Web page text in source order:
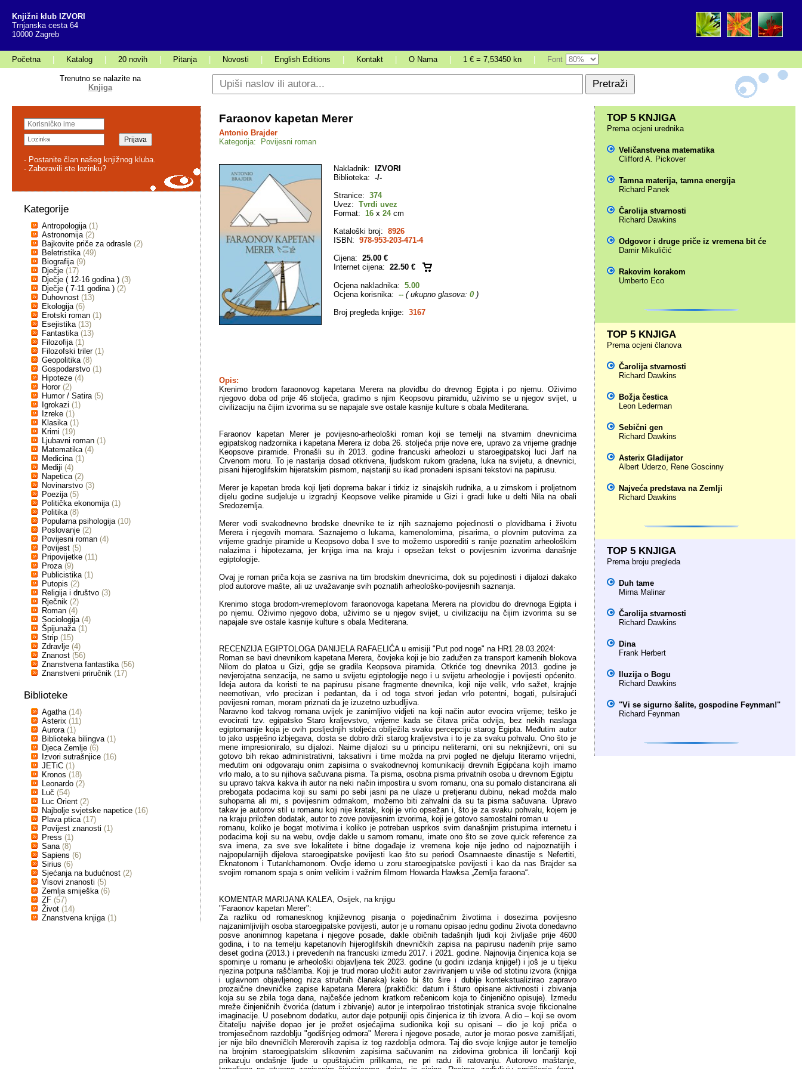
Knjižni klub IZVORI
Trnjanska cesta 64
10000 Zagreb
Početna Katalog 20 novih Pitanja Novosti English Editions Kontakt O Nama 1 € = 7,53450 kn Font
Trenutno se nalazite na
Knjiga
- Postanite član našeg knjižnog kluba.
- Zaboravili ste lozinku?
Kategorije
Antropologija (1)
Astronomija (2)
Bajkovite priče za odrasle (2)
Beletristika (49)
Biografija (9)
Dječje (17)
Dječje ( 12-16 godina ) (3)
Dječje ( 7-11 godina ) (2)
Duhovnost (13)
Ekologija (6)
Erotski roman (1)
Esejistika (13)
Fantastika (13)
Filozofija (1)
Filozofski triler (1)
Geopolitika (8)
Gospodarstvo (1)
Hipoteze (4)
Horor (2)
Humor / Satira (5)
Igrokazi (1)
Izreke (1)
Klasika (1)
Krimi (19)
Ljubavni roman (1)
Matematika (4)
Medicina (1)
Mediji (4)
Napetica (2)
Novinarstvo (3)
Poezija (5)
Politička ekonomija (1)
Politika (8)
Popularna psihologija (10)
Poslovanje (2)
Povijesni roman (4)
Povijest (5)
Pripovijetke (11)
Proza (9)
Publicistika (1)
Putopis (2)
Religija i društvo (3)
Rječnik (2)
Roman (4)
Sociologija (4)
Špijunaža (1)
Strip (15)
Zdravlje (4)
Znanost (56)
Znanstvena fantastika (56)
Znanstveni priručnik (17)
Biblioteke
Agatha (14)
Asterix (11)
Aurora (1)
Biblioteka bilingva (1)
Djeca Zemlje (6)
Izvori sutrašnjice (16)
JETiC (1)
Kronos (18)
Leonardo (2)
Luč (54)
Luc Orient (2)
Najbolje svjetske napetice (16)
Plava ptica (17)
Povijest znanosti (1)
Press (1)
Sana (8)
Sapiens (6)
Sirius (6)
Sjećanja na budućnost (2)
Visovi znanosti (5)
Zemlja smiješka (6)
ZF (57)
Život (14)
Znanstvena knjiga (1)
Faraonov kapetan Merer
Antonio Brajder
Kategorija: Povijesni roman
Nakladnik:
IZVORI
Biblioteka: -/-
Stranice: 374
Uvez: Tvrdi uvez
Format: 16 x 24cm
Kataloški broj: 8926
ISBN: 978-953-203-471-4
Cijena: 25.00 €
Internet cijena: 22.50 €
Ocjena nakladnika: 5.00
Ocjena korisnika: -- ( ukupno glasova: 0 )
Broj pregleda knjige: 3167
Opis:
Krenimo brodom faraonovog kapetana Merera na plovidbu do drevnog Egipta i po njemu. Oživimo
njegovo doba od prije 46 stoljeća, gradimo s njim Keopsovu piramidu, uživimo se u njegov svijet, u
civilizaciju na čijim izvorima su se napajale sve ostale kasnije kulture s obala Mediterana.
Faraonov kapetan Merer je povijesno-arheološki roman koji se temelji na stvarnim dnevnicima
egipatskog nadzornika i kapetana Merera iz doba 26. stoljeća prije nove ere, upravo za vrijeme gradnje
Keopsove piramide. Pronašli su ih 2013. godine francuski arheolozi u staroegipatskoj luci Jarf na
Crvenom moru. To je nastarija dosad otkrivena, ljudskom rukom građena, luka na svijetu, a dnevnici,
pisani hijeroglifskim hijeratskim pismom, najstariji su ikad pronađeni ispisani tekstovi na papirusu.
Merer je kapetan broda koji ljeti doprema bakar i tirkiz iz sinajskih rudnika, a u zimskom i proljetnom
dijelu godine sudjeluje u izgradnji Keopsove velike piramide u Gizi i gradi luke u delti Nila na obali
Sredozemlja.
Merer vodi svakodnevno brodske dnevnike te iz njih saznajemo pojedinosti o plovidbama i životu
Merera i njegovih mornara. Saznajemo o lukama, kamenolomima, pisarima, o plovnim putovima za
vrijeme gradnje piramide u Keopsovo doba I sve to možemo usporediti s ranije poznatim arheološkim
nalazima i hipotezama, jer knjiga ima na kraju i opsežan tekst o povijesnim izvorima današnje
egiptologije.
Ovaj je roman priča koja se zasniva na tim brodskim dnevnicima, dok su pojedinosti i dijalozi dakako
plod autorove mašte, ali uz uvažavanje svih poznatih arheološko-povijesnih saznanja.
Krenimo stoga brodom-vremeplovom faraonovoga kapetana Merera na plovidbu do drevnoga Egipta i
po njemu. Oživimo njegovo doba, uživimo se u njegov svijet, u civilizaciju na čijim izvorima su se
napajale sve ostale kasnije kulture s obala Mediterana.
RECENZIJA EGIPTOLOGA DANIJELA RAFAELIĆA u emisiji "Put pod noge" na HR1 28.03.2024:
Roman se bavi dnevnikom kapetana Merera, čovjeka koji je bio zadužen za transport kamenih blokova
Nilom do platoa u Gizi, gdje se gradila Keopsova piramida. Otkriće tog dnevnika 2013. godine je
nevjerojatna senzacija, ne samo u svijetu egiptologije nego i u svijetu arheologije i povijesti općenito.
Ideja autora da koristi te na papirusu pisane fragmente dnevnika, koji nije velik, vrlo sažet, krajnje
neemotivan, vrlo precizan i pedantan, da i od toga stvori jedan vrlo potentni, bogati, pulsirajući
povijesni roman, moram priznati da je izuzetno uzbudljiva.
Naravno kod takvog romana uvijek je zanimljivo vidjeti na koji način autor evocira vrijeme; teško je
evocirati tzv. egipatsko Staro kraljevstvo, vrijeme kada se čitava priča odvija, bez nekih naslaga
egiptomanije koja je ovih posljednjih stoljeća obilježila svaku percepciju starog Egipta. Međutim autor
to jako uspješno izbjegava, dosta se dobro drži starog kraljevstva i to je za svaku pohvalu. Ono što je
mene impresioniralo, su dijalozi. Naime dijalozi su u principu neliterarni, oni su neknjiževni, oni su
gotovo bih rekao administrativni, taksativni i time možda na prvi pogled ne djeluju literarno vrijedni,
međutim oni odgovaraju onim zapisima o svakodnevnoj komunikaciji drevnih Egipćana kojih imamo
vrlo malo, a to su njihova sačuvana pisma. Ta pisma, osobna pisma privatnih osoba u drevnom Egiptu
su upravo takva kakva ih autor na neki način impostira u svom romanu, ona su pomalo distancirana ali
prebogata podacima koji su sami po sebi jasni pa ne ulaze u pretjeranu dubinu, nekad možda malo
suhoparna ali mi, s povijesnim odmakom, možemo biti zahvalni da su ta pisma sačuvana. Upravo
takav je autorov stil u romanu koji nije kratak, koji je vrlo opsežan i, što je za svaku pohvalu, kojem je
na kraju priložen dodatak, autor to zove povijesnim izvorima, koji je gotovo samostalni roman u
romanu, koliko je bogat motivima i koliko je potreban usprkos svim današnjim pristupima internetu i
podacima koji su na webu, ovdje dakle u samom romanu, imate ono što se zove quick reference za
sva imena, za sve sve lokalitete i bitne događaje iz vremena koje nije jedno od najpoznatijih i
najpopularnijih dijelova staroegipatske povijesti kao što su periodi Osamnaeste dinastije s Nefertiti,
Eknatonom i Tutankhamonom. Ovdje idemo u zoru staroegipatske povijesti i kao da nas Brajder sa
svojim romanom spaja s onim velikim i važnim filmom Howarda Hawksa „Zemlja faraona“.
KOMENTAR MARIJANA KALEA, Osijek, na knjigu
"Faraonov kapetan Merer":
Za razliku od romanesknog književnog pisanja o pojedinačnim životima i dosezima povijesno
najzanimljivijih osoba staroegipatske povijesti, autor je u romanu opisao jednu godinu života donedavno
posve anonimnog kapetana i njegove posade, dakle običnih tadašnjih ljudi koji življaše prije 4600
godina, i to na temelju kapetanovih hijeroglifskih dnevničkih zapisa na papirusu nađenih prije samo
deset godina (2013.) i prevedenih na francuski između 2017. i 2021. godine. Najnovija činjenica koja se
spominje u romanu je arheološki objavljena tek 2023. godine (u godini izdanja knjige!) i još je u tijeku
njezina potpuna raščlamba. Koji je trud morao uložiti autor zavirivanjem u više od stotinu izvora (knjiga
i uglavnom objavljenog niza stručnih članaka) kako bi što šire i dublje kontekstualizirao zapravo
prozaične dnevničke zapise kapetana Merera (praktički: datum i šturo opisane aktivnosti i zbivanja
koja su se zbila toga dana, najčešće jednom kratkom rečenicom koja to činjenično opisuje). Između
mreže činjeničnih čvorića (datum i zbivanje) autor je interpolirao tristotinjak stranica svoje fikcionalne
imaginacije. U posebnom dodatku, autor daje potpuniji opis činjenica iz tih izvora. A dio – koji se ovom
čitatelju najviše dopao jer je prožet osjećajima sudionika koji su opisani – dio je koji priča o
tromjesečnom razdoblju "godišnjeg odmora" Merera i njegove posade, autor je morao posve zamišljati,
jer nije bilo dnevničkih Mererovih zapisa iz tog razdoblja odmora. Taj dio svoje knjige autor je temeljio
na brojnim staroegipatskim slikovnim zapisima sačuvanim na zidovima grobnica ili lončariji koji
prikazuju ondašnje ljude u opuštajućim prilikama, ne pri radu ili ratovanju. Autorovo maštanje,
TOP 5 KNJIGA
Prema ocjeni urednika
Veličanstvena matematika
Clifford A. Pickover
Tamna materija, tamna energija
Richard Panek
Čarolija stvarnosti
Richard Dawkins
Odgovor i druge priče iz vremena bit će
Damir Mikuličić
Rakovim korakom
Umberto Eco
TOP 5 KNJIGA
Prema ocjeni članova
Čarolija stvarnosti
Richard Dawkins
Božja čestica
Leon Lederman
Sebični gen
Richard Dawkins
Asterix Gladijator
Albert Uderzo, Rene Goscinny
Najveća predstava na Zemlji
Richard Dawkins
TOP 5 KNJIGA
Prema broju pregleda
Duh tame
Mirna Malinar
Čarolija stvarnosti
Richard Dawkins
Dina
Frank Herbert
Iluzija o Bogu
Richard Dawkins
"Vi se sigurno šalite, gospodine Feynman!"
Richard Feynman